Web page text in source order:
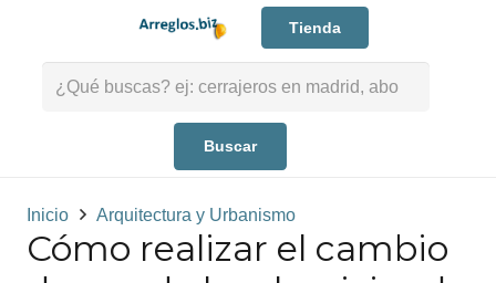
Tienda
Inicio Arquitectura y Urbanismo
Cómo realizar el cambio